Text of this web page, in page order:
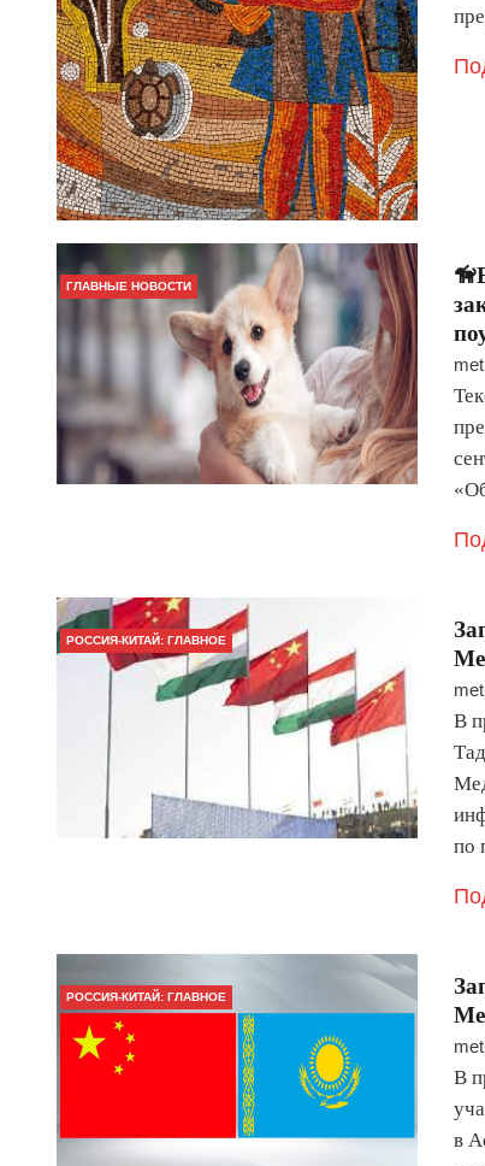
ГЛАВНЫЕ НОВОСТИ
РОССИЯ-КИТАЙ: ГЛАВНОЕ
В
по
РОССИЯ-КИТАЙ: ГЛАВНОЕ
В
в